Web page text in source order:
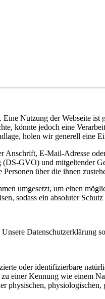
Nutzung der Webseite
könnte jedoch eine
holen wir generell eine
Anschrift, E-Mail-Adresse
GVO) und mitgeltender
über die ihnen
umgesetzt, um einen
sodass ein absoluter
oder identifizierbare
einer Kennung wie einem